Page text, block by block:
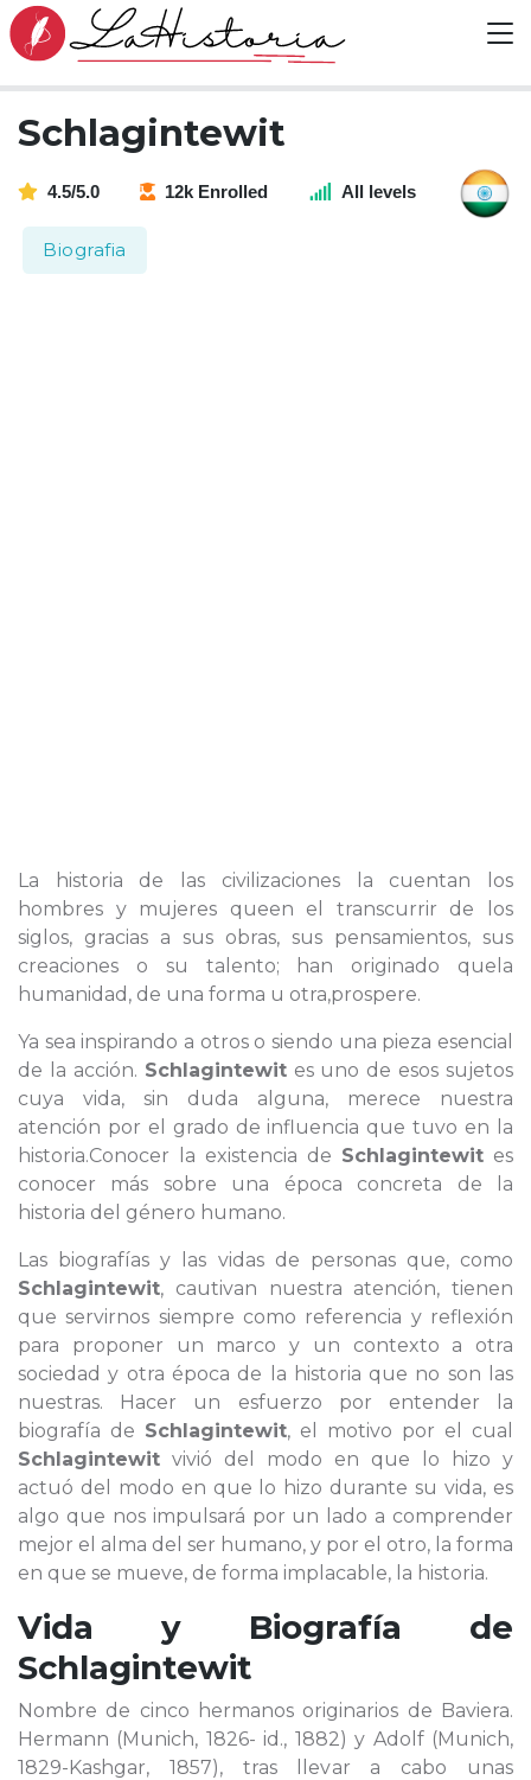
Schlagintewit
4.5/5.0 12k Enrolled All levels
Biografia
La historia de las civilizaciones la cuentan los
hombres y mujeres queen el transcurrir de los
siglos, gracias a sus obras, sus pensamientos, sus
creaciones o su talento; han originado quela
humanidad, de una forma u otra,prospere.
Ya sea inspirando a otros o siendo una pieza esencial
de la acción. Schlagintewites uno de esos sujetos
cuya vida, sin duda alguna, merece nuestra
atención por el grado de influencia que tuvo en la
historia.Conocer la existencia de Schlagintewit es
conocer más sobre una época concreta de la
historia del género humano.
Las biografías y las vidas de personas que, como
Schlagintewit, cautivan nuestra atención, tienen
que servirnos siempre como referencia y reflexión
para proponer un marco y un contexto a otra
sociedad y otra época de la historia que no son las
nuestras. Hacer un esfuerzo por entender la
biografía de Schlagintewit, el motivo por el cual
Schlagintewit vivió del modo en que lo hizo y
actuó del modo en que lo hizo durante su vida, es
algo que nos impulsará por un lado a comprender
mejor el alma del ser humano, y por el otro, la forma
en que se mueve, de forma implacable, la historia.
Vida y Biografía de
Schlagintewit
Nombre de cinco hermanos originarios de Baviera.
Hermann (Munich, 1826- id., 1882) y Adolf (Munich,
1829-Kashgar, 1857), tras llevar a cabo unas